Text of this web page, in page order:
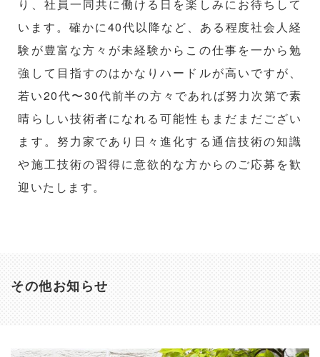
り、社員一同共に働ける日を楽しみにお待ちして
います。確かに40代以降など、ある程度社会人経
験が豊富な方々が未経験からこの仕事を一から勉
強して目指すのはかなりハードルが高いですが、
若い20代〜30代前半の方々であれば努力次第で素
晴らしい技術者になれる可能性もまだまだござい
ます。努力家であり日々進化する通信技術の知識
や施工技術の習得に意欲的な方からのご応募を歓
迎いたします。
その他お知らせ